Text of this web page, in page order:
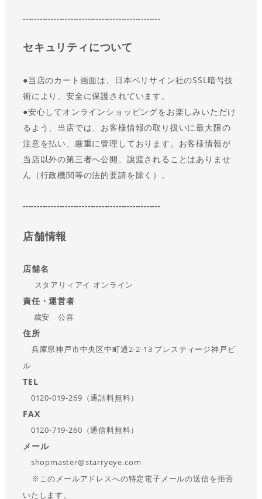
-------------------------------------------------
セキュリティについて
●当店のカート画面は、日本ベリサイン社のSSL暗号技
術により、安全に保護されています。
●安心してオンラインショッピングをお楽しみいただけ
るよう、当店では、お客様情報の取り扱いに最大限の
注意を払い、厳重に管理しております。お客様情報が
当店以外の第三者へ公開、譲渡されることはありませ
ん（行政機関等の法的要請を除く）。
-------------------------------------------------
店舗情報
店舗名
スタアリィアイ オンライン
責任・運営者
歳安 公喜
住所
兵庫県神戸市中央区中町通2-2-13 プレスティージ神戸ビ
ル
TEL
0120-019-269（通話料無料）
FAX
0120-719-260（通信料無料）
メール
shopmaster@starryeye.com
※このメールアドレスへの特定電子メールの送信を拒否
いたします。